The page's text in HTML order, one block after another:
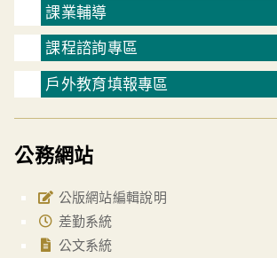
課業輔導
課程諮詢專區
戶外教育填報專區
公務網站
公版網站編輯說明
差勤系統
公文系統